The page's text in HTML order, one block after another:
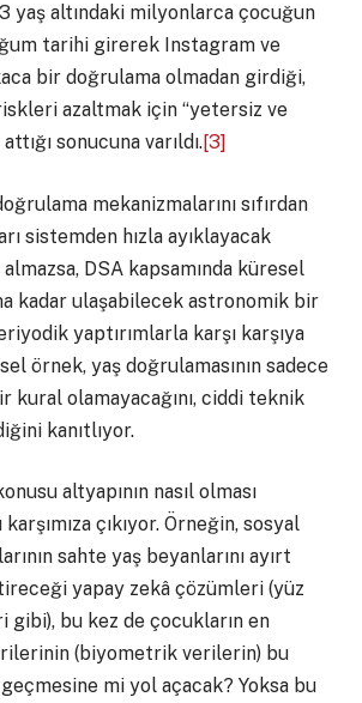
yaş altındaki milyonlarca çocuğun
tarihi girerek Instagram ve
bir doğrulama olmadan girdiği,
azaltmak için “yetersiz ve
sonucuna varıldı.[3]
mekanizmalarını sıfırdan
sistemden hızla ayıklayacak
DSA kapsamında küresel
kadar ulaşabilecek astronomik bir
yaptırımlarla karşı karşıya
örnek, yaş doğrulamasının sadece
kural olamayacağını, ciddi teknik
kanıtlıyor.
altyapının nasıl olması
çıkıyor. Örneğin, sosyal
sahte yaş beyanlarını ayırt
yapay zekâ çözümleri (yüz
bu kez de çocukların en
(biyometrik verilerin) bu
mi yol açacak? Yoksa bu